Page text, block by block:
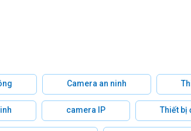
Camera an ninh
camera IP Thiết bị